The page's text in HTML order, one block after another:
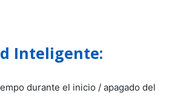
Inteligente:
durante el inicio / apagado del